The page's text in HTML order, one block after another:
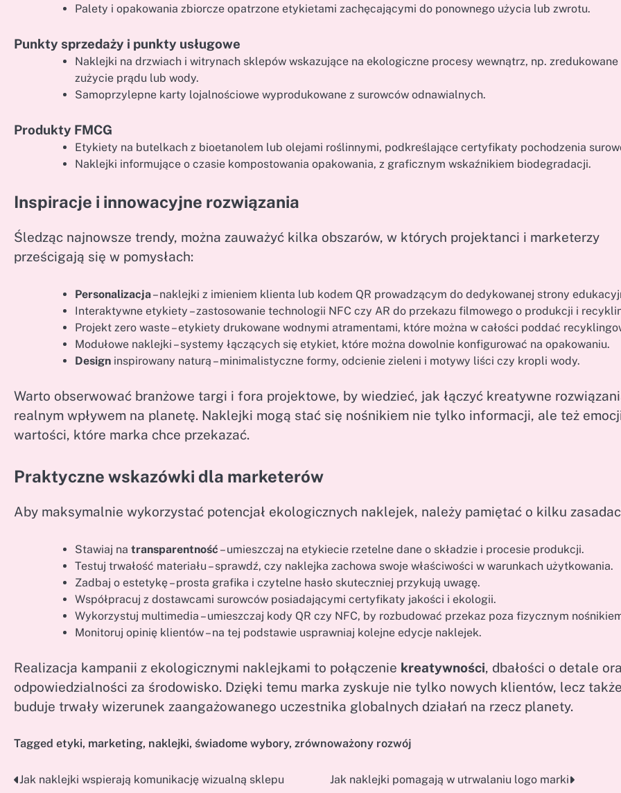
Palety i opakowania zbiorcze opatrzone etykietami zachęcającymi do ponownego użycia lub zwrotu.
Punkty sprzedaży i punkty usługowe
Naklejki na drzwiach i witrynach sklepów wskazujące na ekologiczne procesy wewnątrz, np. zredukowane
zużycie prądu lub wody.
Samoprzylepne karty lojalnościowe wyprodukowane z surowców odnawialnych.
Produkty FMCG
Etykiety na butelkach z bioetanolem lub olejami roślinnymi, podkreślające certyfikaty pochodzenia
Naklejki informujące o czasie kompostowania opakowania, z graficznym wskaźnikiem biodegradacji.
Inspiracje i innowacyjne rozwiązania
Śledząc najnowsze trendy, można zauważyć kilka obszarów, w których projektanci i marketerzy
prześcigają się w pomysłach:
Personalizacja– naklejki z imieniem klienta lub kodem QR prowadzącym do dedykowanej strony
Interaktywne etykiety – zastosowanie technologii NFC czy AR do przekazu filmowego o produkcji i
Projekt zero waste – etykiety drukowane wodnymi atramentami, które można w całości poddać
Modułowe naklejki – systemy łączących się etykiet, które można dowolnie konfigurować na opakowaniu.
Design inspirowany naturą – minimalistyczne formy, odcienie zieleni i motywy liści czy kropli wody.
Warto obserwować branżowe targi i fora projektowe, by wiedzieć, jak łączyć kreatywne
realnym wpływem na planetę. Naklejki mogą stać się nośnikiem nie tylko informacji, ale też
wartości, które marka chce przekazać.
Praktyczne wskazówki dla marketerów
Aby maksymalnie wykorzystać potencjał ekologicznych naklejek, należy pamiętać o kilku
Stawiaj na transparentność – umieszczaj na etykiecie rzetelne dane o składzie i procesie produkcji.
Testuj trwałość materiału – sprawdź, czy naklejka zachowa swoje właściwości w warunkach użytkowania.
Zadbaj o estetykę – prosta grafika i czytelne hasło skuteczniej przykują uwagę.
Współpracuj z dostawcami surowców posiadającymi certyfikaty jakości i ekologii.
Wykorzystuj multimedia – umieszczaj kody QR czy NFC, by rozbudować przekaz poza fizycznym
Monitoruj opinię klientów – na tej podstawie usprawniaj kolejne edycje naklejek.
Realizacja kampanii z ekologicznymi naklejkami to połączenie kreatywności, dbałości o detale
odpowiedzialności za środowisko. Dzięki temu marka zyskuje nie tylko nowych klientów, lecz także
buduje trwały wizerunek zaangażowanego uczestnika globalnych działań na rzecz planety.
Tagged etyki, marketing, naklejki, świadome wybory, zrównoważony rozwój
Nawigacja
Jak naklejki wspierają komunikację wizualną sklepu Jak naklejki pomagają w utrwalaniu logo marki